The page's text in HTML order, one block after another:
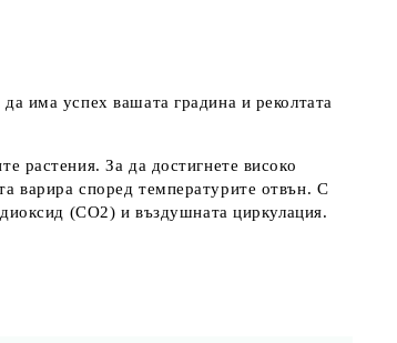
има успех вашата градина и реколтата
растения. За да достигнете високо
варира според температурите отвън. С
диоксид (СО2) и въздушната циркулация.